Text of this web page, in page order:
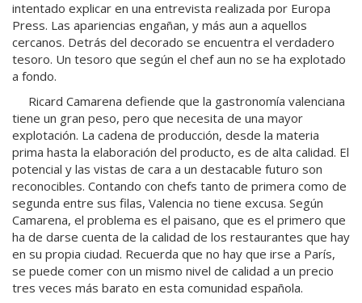
intentado explicar en una entrevista realizada por Europa
Press. Las apariencias engañan, y más aun a aquellos
cercanos. Detrás del decorado se encuentra el verdadero
tesoro. Un tesoro que según el chef aun no se ha explotado
a fondo.
Ricard Camarena defiende que la gastronomía valenciana
tiene un gran peso, pero que necesita de una mayor
explotación. La cadena de producción, desde la materia
prima hasta la elaboración del producto, es de alta calidad. El
potencial y las vistas de cara a un destacable futuro son
reconocibles. Contando con chefs tanto de primera como de
segunda entre sus filas, Valencia no tiene excusa. Según
Camarena, el problema es el paisano, que es el primero que
ha de darse cuenta de la calidad de los restaurantes que hay
en su propia ciudad. Recuerda que no hay que irse a París,
se puede comer con un mismo nivel de calidad a un precio
tres veces más barato en esta comunidad española.